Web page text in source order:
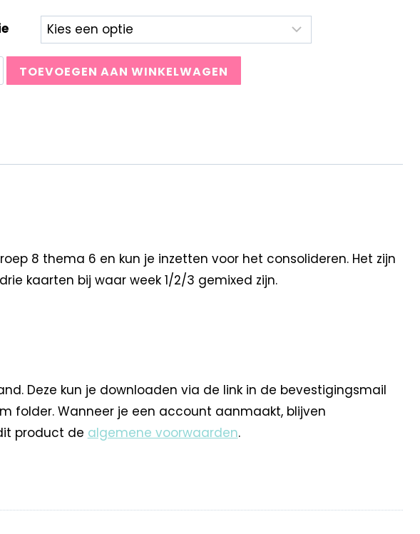
TOEVOEGEN AAN WINKELWAGEN
8 thema 6 en kun je inzetten voor het consolideren. Het zijn
kaarten bij waar week 1/2/3 gemixed zijn.
Deze kun je downloaden via de link in de bevestigingsmail
folder. Wanneer je een account aanmaakt, blijven
product de algemene voorwaarden.